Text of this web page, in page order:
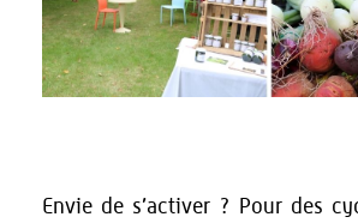
Envie de s’activer ? Pour des